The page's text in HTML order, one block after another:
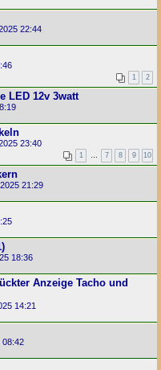
22:44
1 2
LED 12v 3watt
23:40
1 7 8 9 10
21:29
18:36
Anzeige Tacho und
14:21
08:42